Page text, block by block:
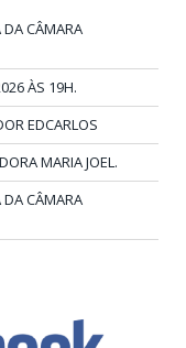
DA CÂMARA
ÀS 19H.
EDCARLOS
MARIA JOEL.
DA CÂMARA